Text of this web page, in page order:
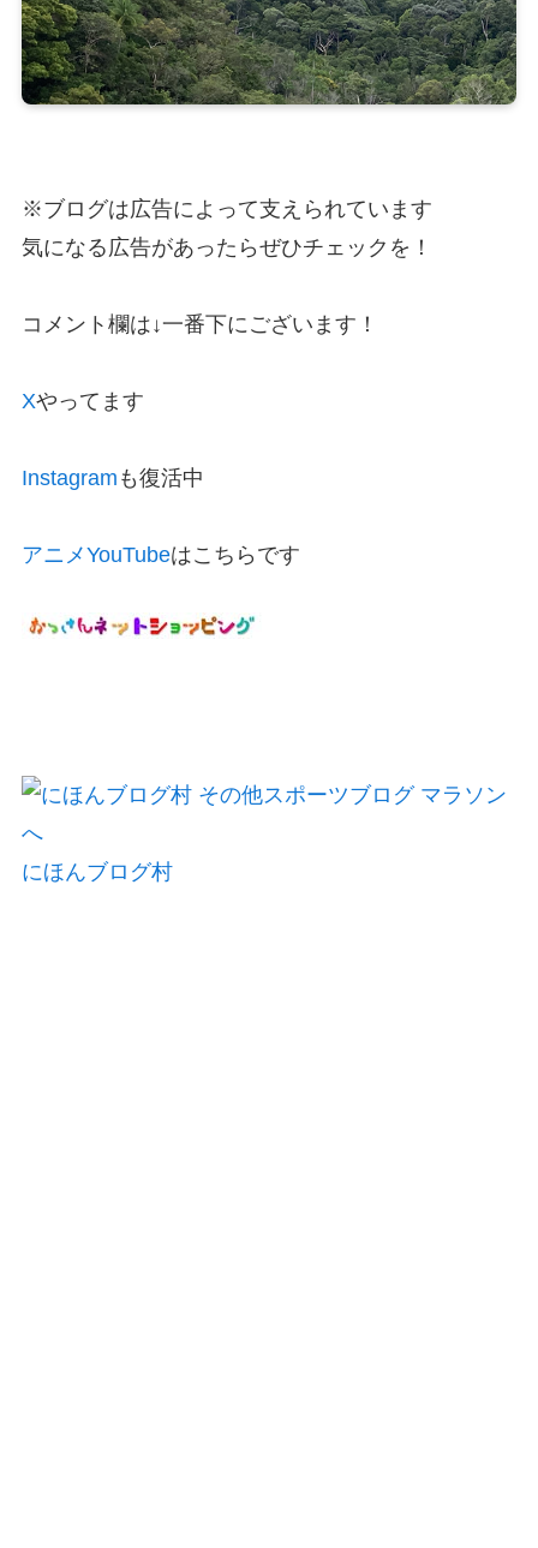
※ブログは広告によって支えられています
気になる広告があったらぜひチェックを！
コメント欄は↓一番下にございます！
Xやってます
Instagram も復活中
アニメYouTubeはこちらです
にほんブログ村